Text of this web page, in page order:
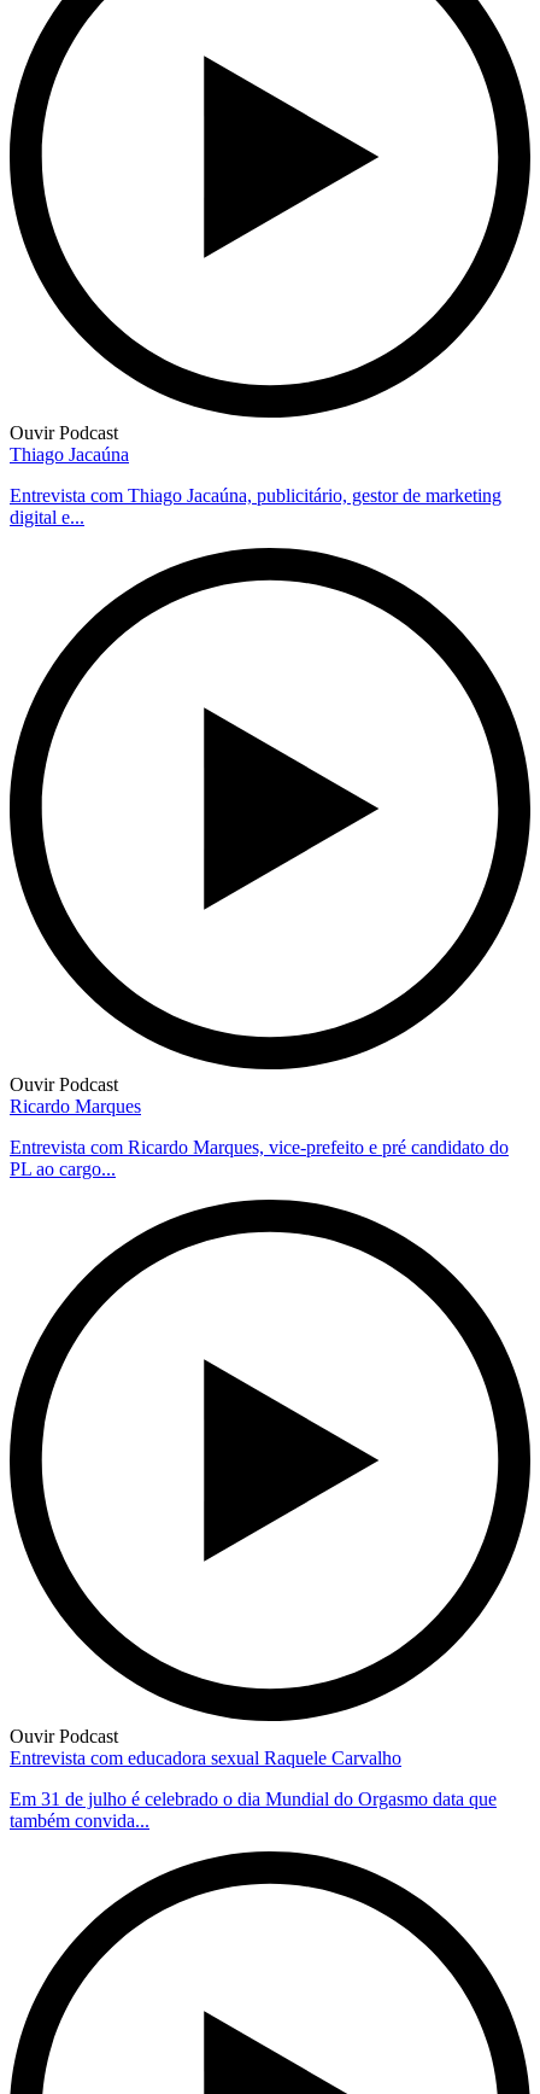
Ouvir Podcast
Thiago Jacaúna
Entrevista com Thiago Jacaúna, publicitário, gestor de marketing
digital e...
Ouvir Podcast
Ricardo Marques
Entrevista com Ricardo Marques, vice-prefeito e pré candidato do
PL ao cargo...
Ouvir Podcast
Entrevista com educadora sexual Raquele Carvalho
Em 31 de julho é celebrado o dia Mundial do Orgasmo data que
também convida...